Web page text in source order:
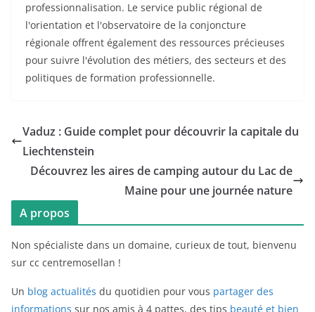
professionnalisation. Le service public régional de
l'orientation et l'observatoire de la conjoncture
régionale offrent également des ressources précieuses
pour suivre l'évolution des métiers, des secteurs et des
politiques de formation professionnelle.
Vaduz : Guide complet pour découvrir la capitale du
Liechtenstein
Découvrez les aires de camping autour du Lac de
Maine pour une journée nature
A propos
Non spécialiste dans un domaine, curieux de tout, bienvenu
sur cc centremosellan !
Un blog actualités du quotidien pour vous partager des
informations sur nos amis à 4 pattes, des tips beauté et bien